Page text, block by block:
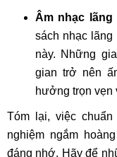
Âm nhạc lãng
sách nhạc lãng
này. Những
gian trở nên
hưởng trọn vẹn
Tóm lại, việc
nghiệm ngắm
đáng nhớ. Hãy để